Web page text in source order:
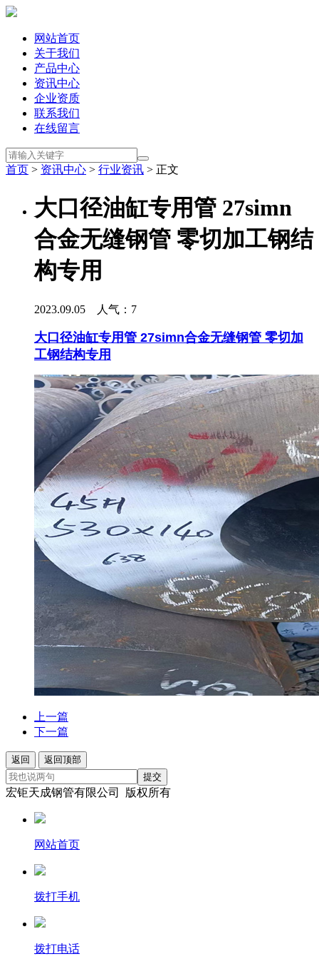
网站首页
关于我们
产品中心
资讯中心
企业资质
联系我们
在线留言
首页 > 资讯中心 > 行业资讯 > 正文
大口径油缸专用管 27simn
合金无缝钢管 零切加工钢结
构专用
2023.09.05 人气： 7
大口径油缸专用管 27simn合金无缝钢管 零切加
工钢结构专用
上一篇
下一篇
返回
返回顶部
提交
宏钜天成钢管有限公司 版权所有
网站首页
拨打手机
拨打电话